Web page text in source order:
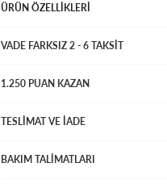
ÜRÜN ÖZELLIKLERI
VADE FARKSIZ 2 - 6 TAKSIT
1.250 PUAN KAZAN
TESLİMAT VE İADE
BAKIM TALİMATLARI